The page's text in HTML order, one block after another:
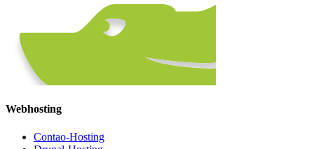
Webhosting
Contao-Hosting